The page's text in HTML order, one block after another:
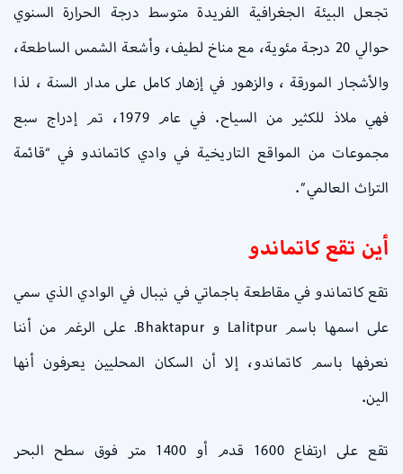
تجعل البيئة الجغرافية الفريدة متوسط ​​درجة الحرارة السنوي
حوالي 20 درجة مئوية، مع مناخ لطيف، وأشعة الشمس الساطعة،
والأشجار المورقة ، والزهور في إزهار كامل على مدار السنة ، لذا
فهي ملاذ للكثير من السياح. في عام 1979، تم إدراج سبع
مجموعات من المواقع التاريخية في وادي كاتماندو في “قائمة
التراث العالمي”.
أين تقع كاتماندو
تقع كاتماندو في مقاطعة باجماتي في نيبال في الوادي الذي سمي
على اسمها باسم Lalitpur و Bhaktapur. على الرغم من أننا
نعرفها باسم كاتماندو، إلا أن السكان المحليين يعرفون أنها
الين.
تقع على ارتفاع 1600 قدم أو 1400 متر فوق سطح البحر